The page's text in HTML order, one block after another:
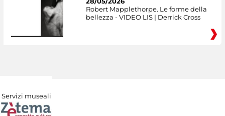
Robert Mapplethorpe. Le forme della
bellezza - VIDEO LIS | Derrick Cross
Servizi museali